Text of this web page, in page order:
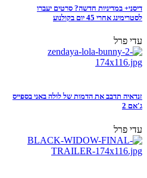
דיסני+ במדיניות חדשה? סרטים יעברו
לסטרימינג אחרי 45 יום בקולנוע
עדי פרל
זנדאיה תדבב את הדמות של לולה באני בספייס
ג'אם 2
עדי פרל